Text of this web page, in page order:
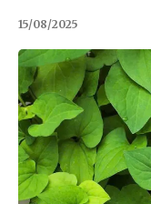
15/08/2025